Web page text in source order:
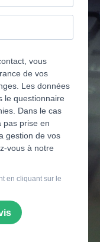
vous
de vos
Les données
le questionnaire
Dans le cas
pas prise en
gestion de vos
vous à notre
en cliquant sur le